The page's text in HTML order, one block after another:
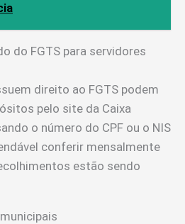
do FGTS para servidores
direito ao FGTS podem
pelo site da Caixa
o número do CPF ou o NIS
conferir mensalmente
estão sendo